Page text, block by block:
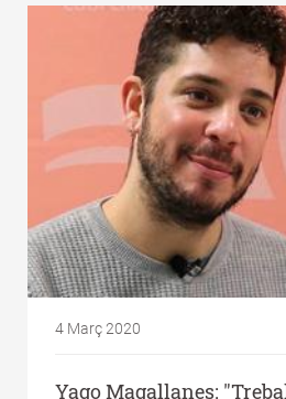
4 Març 2020
Yago Magallanes: